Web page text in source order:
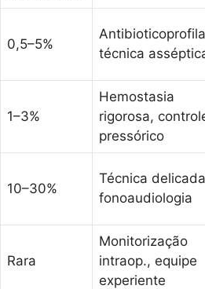
0,5–5%
técnica
1–3%
Hemostasia
rigorosa,
pressórico
10–30%
Técnica
fonoaudiologia
Rara
Monitorização
intraop., equipe
experiente